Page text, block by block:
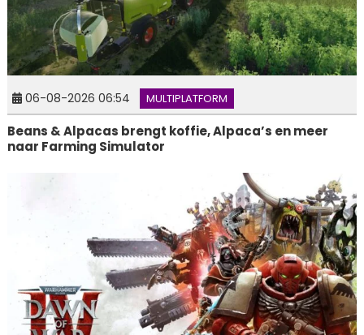
06-08-2026 06:54 MULTIPLATFORM
Beans & Alpacas brengt koffie, Alpaca’s en meer
naar Farming Simulator